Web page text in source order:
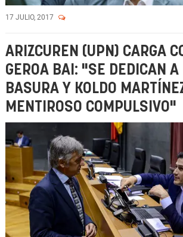
17 JULIO, 2017
ARIZCUREN (UPN) CARGA
GEROA BAI: "SE DEDICAN
BASURA Y KOLDO
MENTIROSO COMPULSIVO"